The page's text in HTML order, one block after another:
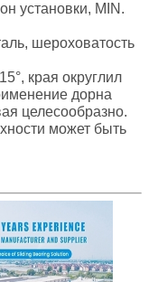
установки, MIN.
шероховатость
края округлил
дорна
целесообразно.
может быть